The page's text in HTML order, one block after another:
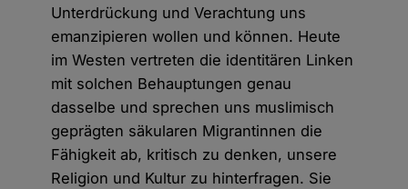
Unterdrückung und Verachtung uns
emanzipieren wollen und können. Heute
im Westen vertreten die identitären Linken
mit solchen Behauptungen genau
dasselbe und sprechen uns muslimisch
geprägten säkularen Migrantinnen die
Fähigkeit ab, kritisch zu denken, unsere
Religion und Kultur zu hinterfragen. Sie